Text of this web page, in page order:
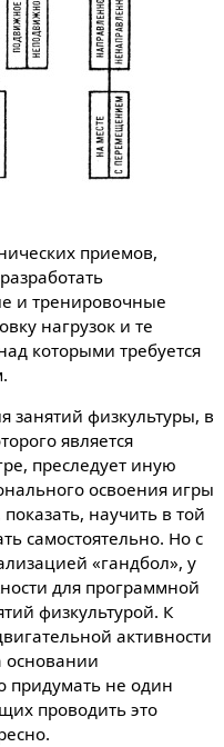
приемов,
и тренировочные
нагрузок и те
которыми требуется
занятий физкультуры, в
является
преследует иную
освоения игры
научить в той
самостоятельно. Но с
«гандбол», у
для программной
физкультурой. К
активности
основании
не один
проводить это